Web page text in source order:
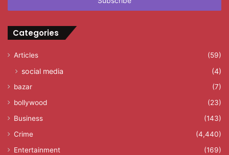
Categories
Articles (59)
social media (4)
bazar
(7)
bollywood
(23)
Business
(143)
Crime
(4,440)
Entertainment
(169)